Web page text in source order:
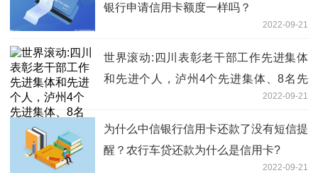
银行申请信用卡额度一样吗？
2022-09-21
世界滚动:四川表彰老干部工作先进集体
和先进个人，泸州4个先进集体、8名先
2022-09-21
为什么中信银行信用卡还款了没有短信提
醒？农行车贷还款为什么是信用卡?
2022-09-21